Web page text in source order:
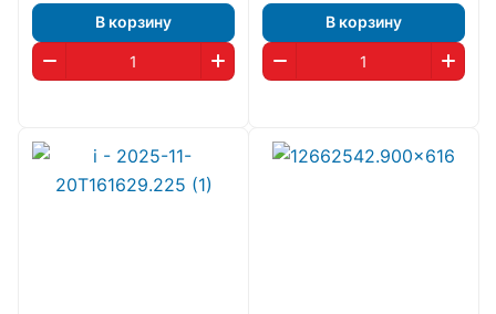
В корзину В корзину